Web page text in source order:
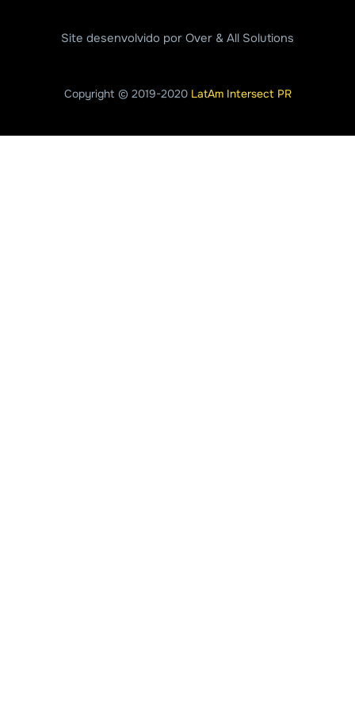
Site desenvolvido por Over & All Solutions
Copyright © 2019-2020 LatAm Intersect PR